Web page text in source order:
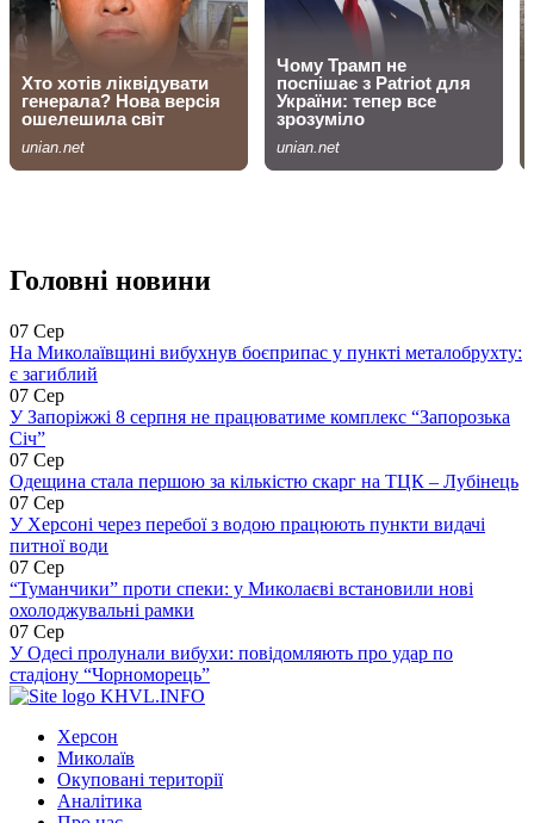
Головні новини
07 Сер
На Миколаївщині вибухнув боєприпас у пункті металобрухту:
є загиблий
07 Сер
У Запоріжжі 8 серпня не працюватиме комплекс “Запорозька
Січ”
07 Сер
Одещина стала першою за кількістю скарг на ТЦК – Лубінець
07 Сер
У Херсоні через перебої з водою працюють пункти видачі
питної води
07 Сер
“Туманчики” проти спеки: у Миколаєві встановили нові
охолоджувальні рамки
07 Сер
У Одесі пролунали вибухи: повідомляють про удар по
стадіону “Чорноморець”
KHVL.INFO
Херсон
Миколаїв
Окуповані території
Аналітика